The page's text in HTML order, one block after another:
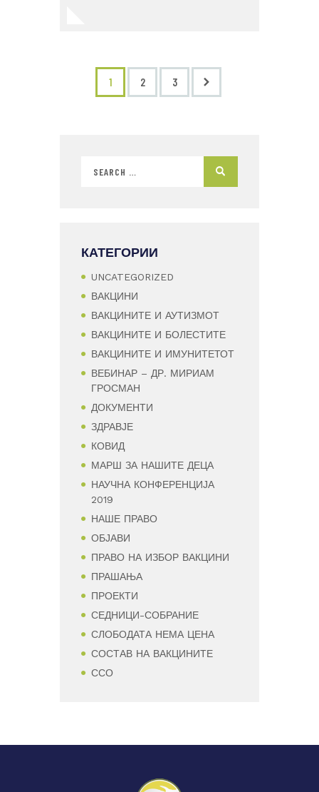
1 2 3
КАТЕГОРИИ
UNCATEGORIZED
ВАКЦИНИ
ВАКЦИНИТЕ И АУТИЗМОТ
ВАКЦИНИТЕ И БОЛЕСТИТЕ
ВАКЦИНИТЕ И ИМУНИТЕТОТ
ВЕБИНАР – ДР. МИРИАМ
ГРОСМАН
ДОКУМЕНТИ
ЗДРАВЈЕ
КОВИД
МАРШ ЗА НАШИТЕ ДЕЦА
НАУЧНА КОНФЕРЕНЦИЈА
2019
НАШЕ ПРАВО
ОБЈАВИ
ПРАВО НА ИЗБОР ВАКЦИНИ
ПРАШАЊА
ПРОЕКТИ
СЕДНИЦИ-СОБРАНИЕ
СЛОБОДАТА НЕМА ЦЕНА
СОСТАВ НА ВАКЦИНИТЕ
ССО